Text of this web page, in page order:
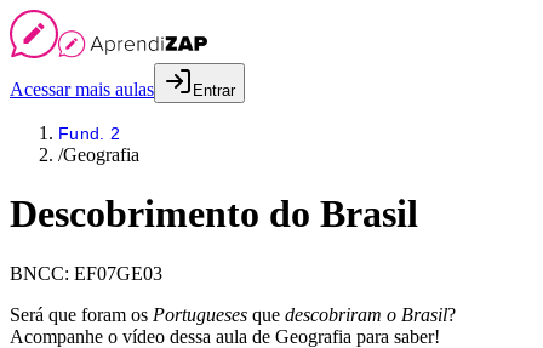
Acessar mais aulas Entrar
Fund. 2
/Geografia
Descobrimento do Brasil
BNCC: EF07GE03
Será que foram os Portugueses que descobriram o Brasil?
Acompanhe o vídeo dessa aula de Geografia para saber!